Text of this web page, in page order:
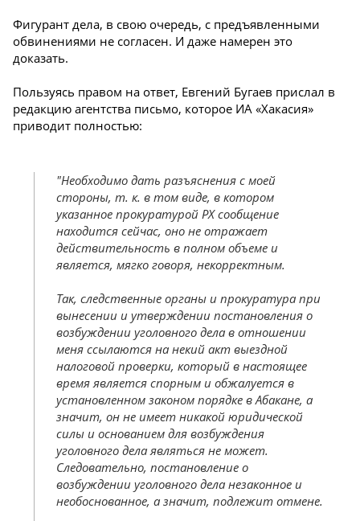
Фигурант дела, в свою очередь, с предъявленными
обвинениями не согласен. И даже намерен это
доказать.
Пользуясь правом на ответ, Евгений Бугаев прислал в
редакцию агентства письмо, которое ИА «Хакасия»
приводит полностью:
"Необходимо дать разъяснения с моей
стороны, т. к. в том виде, в котором
указанное прокуратурой РХ сообщение
находится сейчас, оно не отражает
действительность в полном объеме и
является, мягко говоря, некорректным.
Так, следственные органы и прокуратура при
вынесении и утверждении постановления о
возбуждении уголовного дела в отношении
меня ссылаются на некий акт выездной
налоговой проверки, который в настоящее
время является спорным и обжалуется в
установленном законом порядке в Абакане, а
значит, он не имеет никакой юридической
силы и основанием для возбуждения
уголовного дела являться не может.
Следовательно, постановление о
возбуждении уголовного дела незаконное и
необоснованное, а значит, подлежит отмене.